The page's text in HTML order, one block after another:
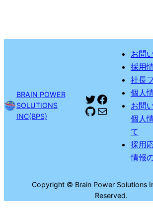
BRAIN POWER
SOLUTIONS
INC(BPS)
Twitter
Facebook
GitHub
メール
お問
採用
社長
個人
お問
個人
て
採用
情報
Copyright © Brain Power Solutions
Reserved.